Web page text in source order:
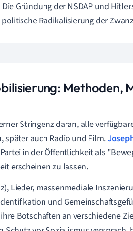
Gründung der NSDAP und
Radikalisierung der
Methoden,
Stringenz daran, alle
später auch Radio und Film.
in der Öffentlichkeit als
erscheinen zu lassen.
Lieder, massenmediale
und
Botschaften an verschiedene